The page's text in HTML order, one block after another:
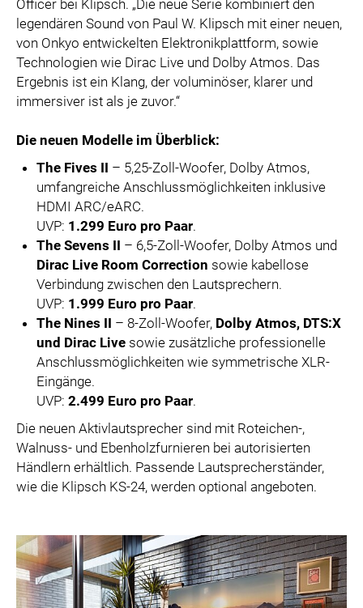
Officer bei Klipsch. „Die neue Serie kombiniert den
legendären Sound von Paul W. Klipsch mit einer neuen,
von Onkyo entwickelten Elektronikplattform, sowie
Technologien wie Dirac Live und Dolby Atmos. Das
Ergebnis ist ein Klang, der voluminöser, klarer und
immersiver ist als je zuvor.“
Die neuen Modelle im Überblick:
The Fives II – 5,25-Zoll-Woofer, Dolby Atmos,
umfangreiche Anschlussmöglichkeiten inklusive
HDMI ARC/eARC.
UVP: 1.299 Euro pro Paar.
The Sevens II – 6,5-Zoll-Woofer, Dolby Atmos und
Dirac Live Room Correction sowie kabellose
Verbindung zwischen den Lautsprechern.
UVP: 1.999 Euro pro Paar.
The Nines II – 8-Zoll-Woofer, Dolby Atmos, DTS:X
und Dirac Live sowie zusätzliche professionelle
Anschlussmöglichkeiten wie symmetrische XLR-
Eingänge.
UVP: 2.499 Euro pro Paar.
Die neuen Aktivlautsprecher sind mit Roteichen-,
Walnuss- und Ebenholzfurnieren bei autorisierten
Händlern erhältlich. Passende Lautsprecherständer,
wie die Klipsch KS-24, werden optional angeboten.